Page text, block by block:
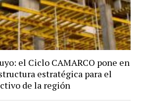
el Ciclo CAMARCO pone en
estratégica para el
de la región